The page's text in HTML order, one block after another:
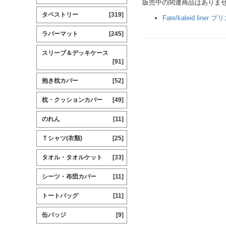
販売中の関連商品はありませ
Fate/kaleid liner プ
タペストリー [319]
ラバーマット [245]
スリーブ＆デッキケース
[91]
抱き枕カバー [52]
枕・クッションカバー [49]
のれん [11]
Ｔシャツ(衣類) [25]
タオル・タオルケット [33]
シーツ・布団カバー [11]
トートバッグ [11]
缶バッジ [9]